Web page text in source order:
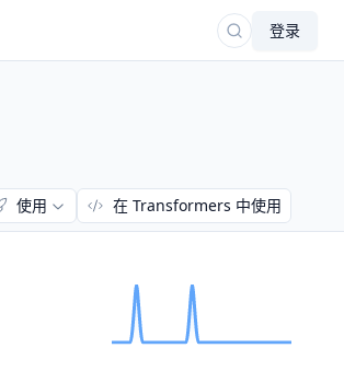
登录
使用 在 Transformers 中使用